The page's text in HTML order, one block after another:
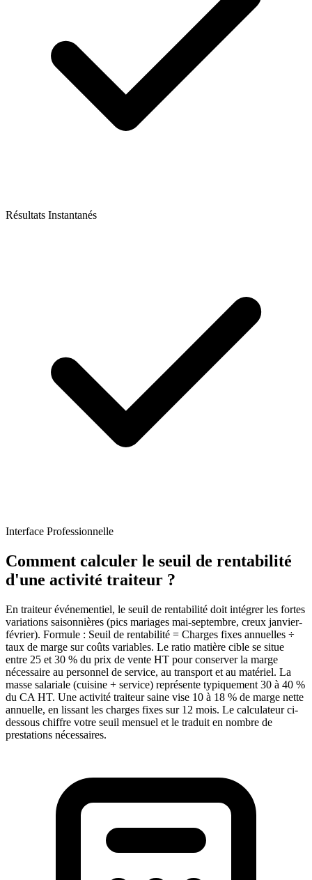
Résultats Instantanés
Interface Professionnelle
Comment calculer le seuil de rentabilité
d'une activité traiteur ?
En traiteur événementiel, le seuil de rentabilité doit intégrer les fortes
variations saisonnières (pics mariages mai-septembre, creux janvier-
février). Formule : Seuil de rentabilité = Charges fixes annuelles ÷
taux de marge sur coûts variables. Le ratio matière cible se situe
entre 25 et 30 % du prix de vente HT pour conserver la marge
nécessaire au personnel de service, au transport et au matériel. La
masse salariale (cuisine + service) représente typiquement 30 à 40 %
du CA HT. Une activité traiteur saine vise 10 à 18 % de marge nette
annuelle, en lissant les charges fixes sur 12 mois. Le calculateur ci-
dessous chiffre votre seuil mensuel et le traduit en nombre de
prestations nécessaires.